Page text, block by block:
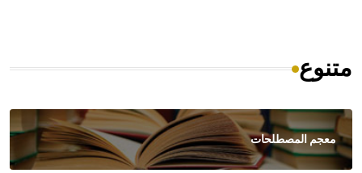
متنوع
معجم المصطلحات